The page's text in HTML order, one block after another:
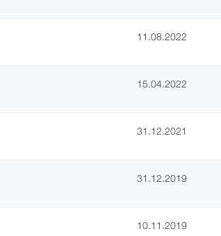
11.08.2022
15.04.2022
31.12.2021
31.12.2019
10.11.2019